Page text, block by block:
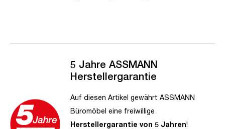
5 Jahre ASSMANN
Herstellergarantie
Auf diesen Artikel gewährt ASSMANN
Büromöbel eine freiwillige
Herstellergarantie von 5 Jahren!